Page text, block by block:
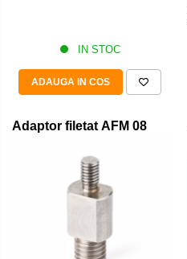
IN STOC
ADAUGA IN COS
Adaptor filetat AFM 08